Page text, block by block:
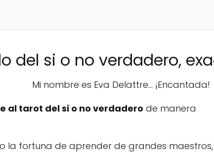
del si o no verdadero,
Mi nombre es Eva Delattre... ¡Encantada!
al tarot del si o no verdadero de manera
la fortuna de aprender de grandes maestros,